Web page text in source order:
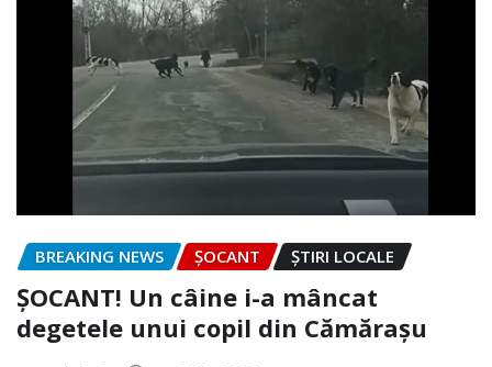
BREAKING NEWS ȘOCANT ȘTIRI LOCALE
ȘOCANT! Un câine i-a mâncat
degetele unui copil din Cămărașu